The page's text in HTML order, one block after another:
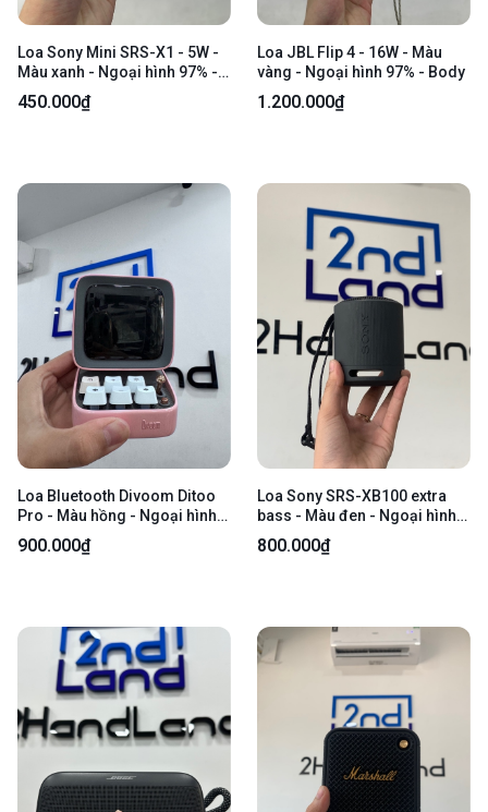
Loa Sony Mini SRS-X1 - 5W -
Màu xanh - Ngoại hình 97% -
Cấn, trầy - Body
450.000₫
Loa JBL Flip 4 - 16W - Màu
vàng - Ngoại hình 97% - Body
1.200.000₫
Loa Bluetooth Divoom Ditoo
Pro - Màu hồng - Ngoại hình
98% - Trầy xước - Kèm cáp
sạc
900.000₫
Loa Sony SRS-XB100 extra
bass - Màu đen - Ngoại hình:
98% - Box
800.000₫